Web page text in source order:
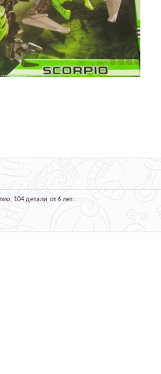
104 детали от 6 лет.